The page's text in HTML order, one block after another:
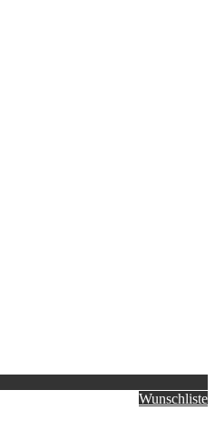
Wunschliste